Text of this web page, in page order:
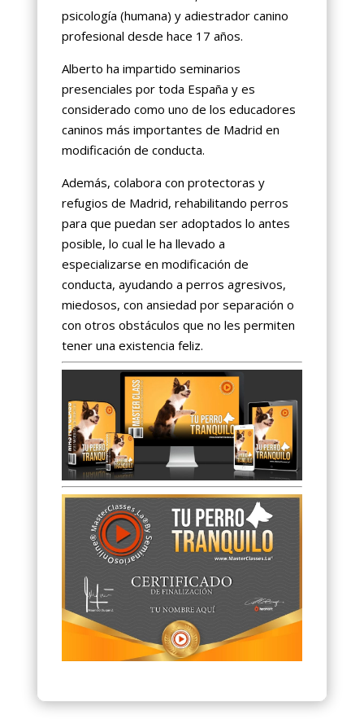
psicología (humana) y adiestrador canino
profesional desde hace 17 años.
Alberto ha impartido seminarios
presenciales por toda España y es
considerado como uno de los educadores
caninos más importantes de Madrid en
modificación de conducta.
Además, colabora con protectoras y
refugios de Madrid, rehabilitando perros
para que puedan ser adoptados lo antes
posible, lo cual le ha llevado a
especializarse en modificación de
conducta, ayudando a perros agresivos,
miedosos, con ansiedad por separación o
con otros obstáculos que no les permiten
tener una existencia feliz.